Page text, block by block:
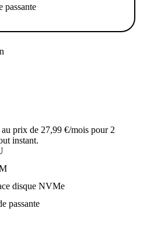
passante
prix de 27,99 €/mois pour 2
instant.
disque NVMe
passante